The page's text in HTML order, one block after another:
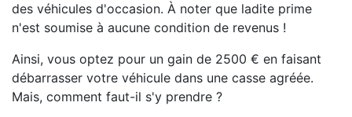
des véhicules d'occasion. À noter que ladite prime
n'est soumise à aucune condition de revenus !
Ainsi, vous optez pour un gain de 2500 € en faisant
débarrasser votre véhicule dans une casse agréée.
Mais, comment faut-il s'y prendre ?